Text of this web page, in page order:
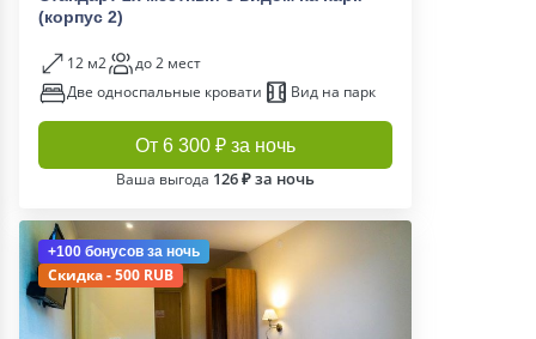
(корпус 2)
12 м2
до 2 мест
Две односпальные кровати
Вид на парк
От 6 300 ₽ за ночь
Ваша выгода 126 ₽ за ночь
+100 бонусов за ночь
Скидка - 500 RUB